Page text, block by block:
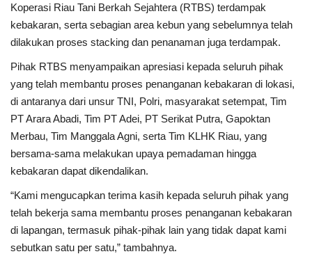
Koperasi Riau Tani Berkah Sejahtera (RTBS) terdampak
kebakaran, serta sebagian area kebun yang sebelumnya telah
dilakukan proses stacking dan penanaman juga terdampak.
Pihak RTBS menyampaikan apresiasi kepada seluruh pihak
yang telah membantu proses penanganan kebakaran di lokasi,
di antaranya dari unsur TNI, Polri, masyarakat setempat, Tim
PT Arara Abadi, Tim PT Adei, PT Serikat Putra, Gapoktan
Merbau, Tim Manggala Agni, serta Tim KLHK Riau, yang
bersama-sama melakukan upaya pemadaman hingga
kebakaran dapat dikendalikan.
“Kami mengucapkan terima kasih kepada seluruh pihak yang
telah bekerja sama membantu proses penanganan kebakaran
di lapangan, termasuk pihak-pihak lain yang tidak dapat kami
sebutkan satu per satu,” tambahnya.